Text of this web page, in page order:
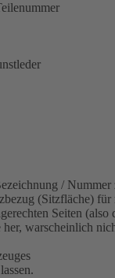
/
(Sitzfläche)
Seiten
warscheinlich